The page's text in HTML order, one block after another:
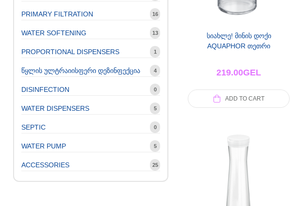
სიახლე! მინის დოქი
AQUAPHOR თეთრი
219.00GEL
ADD TO CART
PRIMARY FILTRATION 16
WATER SOFTENING 13
PROPORTIONAL DISPENSERS 1
წყლის ულტრაიისფერი დეზინფექცია 4
DISINFECTION 0
WATER DISPENSERS 5
SEPTIC 0
WATER PUMP 5
ACCESSORIES 25